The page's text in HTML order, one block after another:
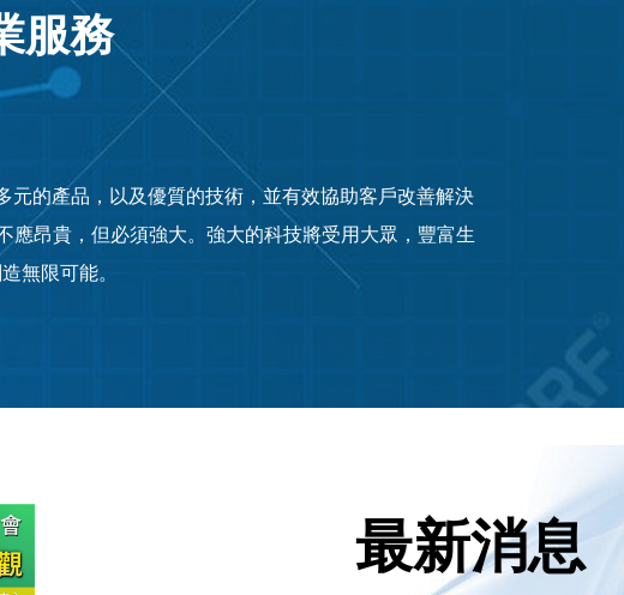
服務
的產品，以及優質的技術，並有效協助客戶改善解決
昂貴，但必須強大。強大的科技將受用大眾，豐富生
無限可能。
最新消息